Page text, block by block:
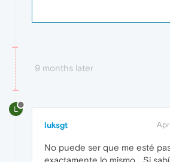
9 months later
L
luksgt Apr
No puede ser que me esté
exactamente lo mismo... Si